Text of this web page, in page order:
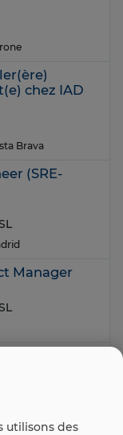
chez IAD
Brava
(SRE-
Manager
utilisons des